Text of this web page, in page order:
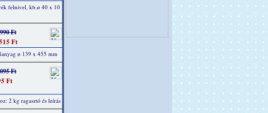
felnivel, kb.ø 40 x 10
Ft
Ft
ø 139 x 455 mm
Ft
Ft
2 kg ragasztó és leírás